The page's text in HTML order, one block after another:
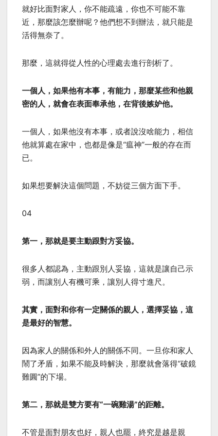
就好比面對家人，你不能疏遠，你也不可能不靠
近，那麼該怎麼辦呢？他們想不到辦法，就只能是
活得無奈了。
那麼，這就得從人性的心理處去進行剖析了。
一個人，如果他有本事，有能力，那麼某些和他親
密的人，就會在表面奉承他，在背後嫉妒他。
一個人，如果他沒有本事，或者說沒啥能力，相信
他就算處在家中，也都是像是“瘟神”一般的存在而
已。
如果想要解決這個問題，不妨從三個方面下手。
04
第一，那就是要主動跟對方妥協。
很多人都認為，主動跟別人妥協，這就是讓自己示
弱，而讓別人有機可乘，讓別人得寸進尺。
其實，面對和你有一定關係的親人，選擇妥協，這
是最好的智慧。
因為家人的關係和外人的關係不同。一旦你和家人
鬧了矛盾，如果不能及時解決，那麼就會落得“破鏡
難圓”的下場。
第二，那就是雙方要有“一碗雞湯”的距離。
不管是面對朋友也好，親人也罷，終究是越是親